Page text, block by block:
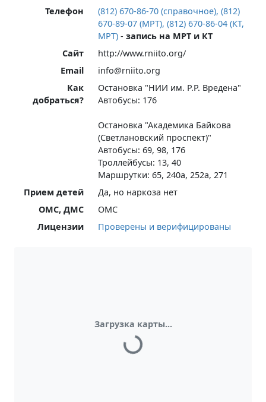
Телефон
(812) 670-86-70 (справочное), (812)
670-89-07 (МРТ), (812) 670-86-04 (КТ,
МРТ) -запись на МРТ и КТ
Сайт
http://www.rniito.org/
Email
info@rniito.org
Как
добраться?
Остановка "НИИ им. Р.Р. Вредена"
Автобусы: 176
Остановка "Академика Байкова
(Светлановский проспект)"
Автобусы: 69, 98, 176
Троллейбусы: 13, 40
Маршрутки: 65, 240а, 252а, 271
Прием детей
Да, но наркоза нет
ОМС, ДМС
ОМС
Лицензии
Проверены и верифицированы
Загрузка карты...